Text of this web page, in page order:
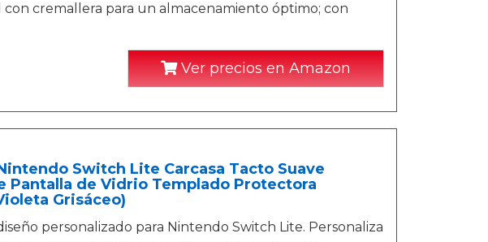
cremallera para un almacenamiento óptimo; con
Ver precios en Amazon
Switch Lite Carcasa Tacto Suave
Pantalla de Vidrio Templado Protectora
Grisáceo)
personalizado para Nintendo Switch Lite. Personaliza